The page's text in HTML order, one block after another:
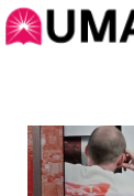
Ir
al
Navegación
de